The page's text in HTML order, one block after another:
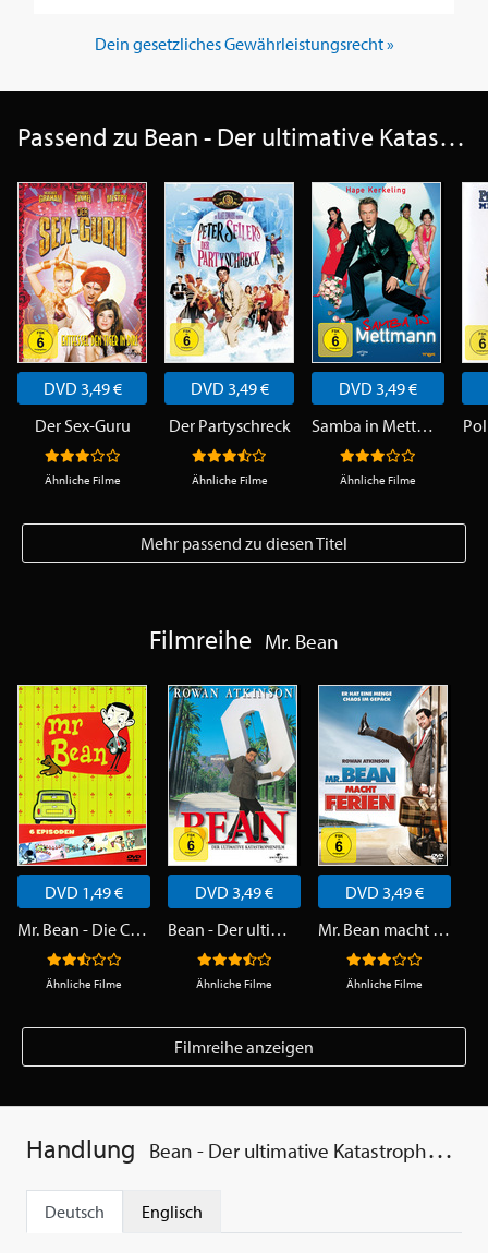
Dein gesetzliches Gewährleistungsrecht »
Passend zu Bean - Der ultimative Katastrophenfilm
DVD 3,49 €
Der Sex-Guru
Ähnliche Filme
DVD 3,49 €
Der Partyschreck
Ähnliche Filme
DVD 3,49 €
Samba in Mettmann
Ähnliche Filme
Mehr passend zu diesen Titel
Filmreihe Mr. Bean
DVD 1,49 €
Mr. Bean - Die Cartoon Serie
Ähnliche Filme
DVD 3,49 €
Bean - Der ultimative Katastrophenfilm
Ähnliche Filme
DVD 3,49 €
Mr. Bean macht Ferien
Ähnliche Filme
Filmreihe anzeigen
Handlung Bean - Der ultimative Katastrophenfilm
Deutsch Englisch